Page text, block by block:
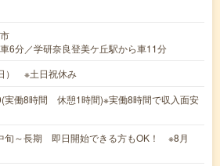
6分／学研奈良登美ケ丘駅から車11分
） ※土日祝休み
実働8時間 休憩1時間)※実働8時間で収入面安
旬～長期 即日開始できる方もOK！ ※8月